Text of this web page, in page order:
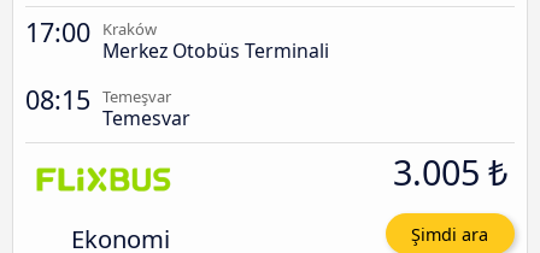
17:00 Kraków
Merkez Otobüs Terminali
08:15 Temeşvar
Temesvar
Ekonomi
3.005 ₺
Şimdi ara